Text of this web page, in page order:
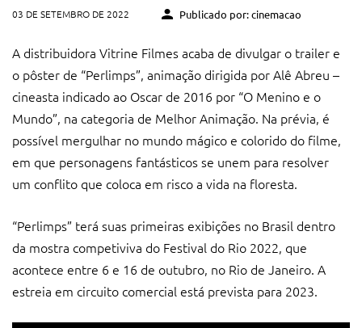
03 DE SETEMBRO DE 2022 Publicado por: cinemacao
A distribuidora Vitrine Filmes acaba de divulgar o trailer e
o pôster de “Perlimps”, animação dirigida por Alê Abreu –
cineasta indicado ao Oscar de 2016 por “O Menino e o
Mundo”, na categoria de Melhor Animação. Na prévia, é
possível mergulhar no mundo mágico e colorido do filme,
em que personagens fantásticos se unem para resolver
um conflito que coloca em risco a vida na floresta.
“Perlimps” terá suas primeiras exibições no Brasil dentro
da mostra competiviva do Festival do Rio 2022, que
acontece entre 6 e 16 de outubro, no Rio de Janeiro. A
estreia em circuito comercial está prevista para 2023.